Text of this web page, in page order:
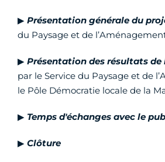
▶ Présentation générale du
du Paysage et de
▶ Présentation des résultats
par le Service du Paysage et de
le Pôle Démocratie locale de la
▶ Temps d'échanges avec le
▶ Clôture